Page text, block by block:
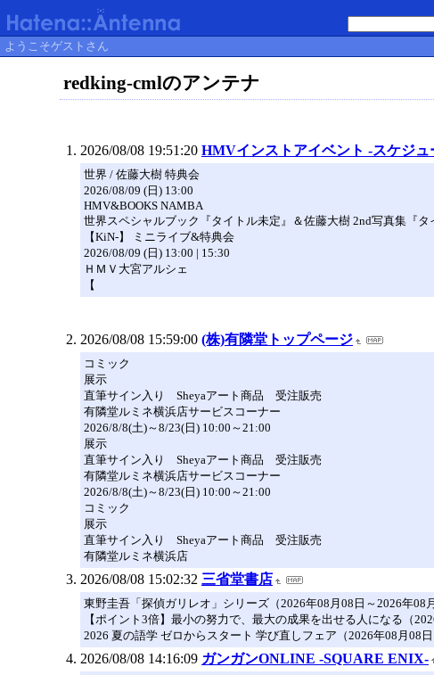
ようこそゲストさん
redking-cmlのアンテナ
2026/08/08 19:51:20 HMVインストアイベント -スケジュ
世界 / 佐藤大樹 特典会
2026/08/09 (日) 13:00
HMV&BOOKS NAMBA
世界スペシャルブック『タイトル未定』＆佐藤大樹 2nd写真集『
【KiN-】 ミニライブ&特典会
2026/08/09 (日) 13:00 | 15:30
ＨＭＶ大宮アルシェ
【
2026/08/08 15:59:00 (株)有隣堂トップページ
コミック
展示
直筆サイン入り Sheyaアート商品 受注販売
有隣堂ルミネ横浜店サービスコーナー
2026/8/8(土)～8/23(日) 10:00～21:00
展示
直筆サイン入り Sheyaアート商品 受注販売
有隣堂ルミネ横浜店サービスコーナー
2026/8/8(土)～8/23(日) 10:00～21:00
コミック
展示
直筆サイン入り Sheyaアート商品 受注販売
有隣堂ルミネ横浜店
2026/08/08 15:02:32 三省堂書店
東野圭吾「探偵ガリレオ」シリーズ（2026年08月08日～2026年08
【ポイント3倍】最小の努力で、最大の成果を出せる人になる（
2026 夏の語学 ゼロからスタート 学び直しフェア（2026年08月08日
2026/08/08 14:16:09 ガンガンONLINE -SQUARE ENIX-